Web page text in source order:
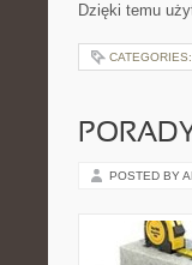
Dzięki temu
CATEGORIES:
POSTED BY